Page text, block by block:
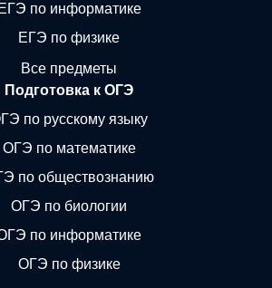
ЕГЭ по информатике
ЕГЭ по физике
Все предметы
Подготовка к ОГЭ
по русскому языку
ОГЭ по математике
по обществознанию
ОГЭ по биологии
по информатике
ОГЭ по физике